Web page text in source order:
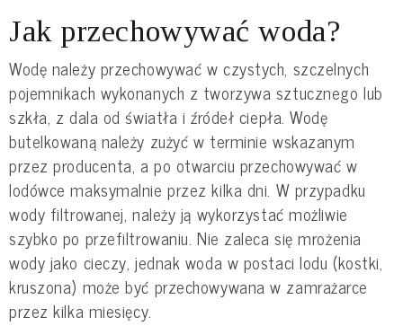
Jak przechowywać woda?
Wodę należy przechowywać w czystych, szczelnych
pojemnikach wykonanych z tworzywa sztucznego lub
szkła, z dala od światła i źródeł ciepła. Wodę
butelkowaną należy zużyć w terminie wskazanym
przez producenta, a po otwarciu przechowywać w
lodówce maksymalnie przez kilka dni. W przypadku
wody filtrowanej, należy ją wykorzystać możliwie
szybko po przefiltrowaniu. Nie zaleca się mrożenia
wody jako cieczy, jednak woda w postaci lodu (kostki,
kruszona) może być przechowywana w zamrażarce
przez kilka miesięcy.